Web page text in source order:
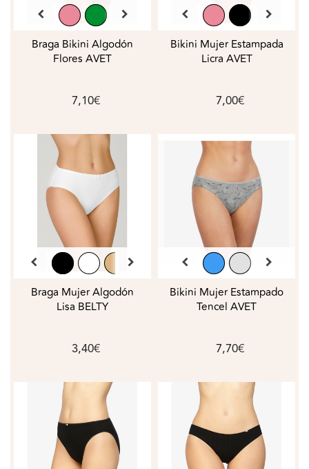
Braga Bikini Algodón
Flores AVET
7,10€
Bikini Mujer Estampada
Licra AVET
7,00€
Braga Mujer Algodón
Lisa BELTY
3,40€
Bikini Mujer Estampado
Tencel AVET
7,70€